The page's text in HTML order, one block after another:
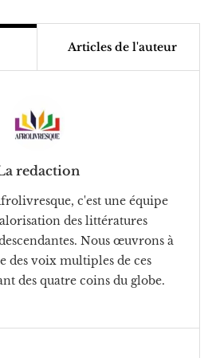
Articles de l'auteur
redaction
c'est une équipe
des littératures
Nous œuvrons à
des voix multiples de ces
des quatre coins du globe.